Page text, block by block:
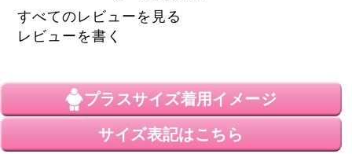
まぐだら
3
購入者
2024/12/04
以前も購入しました。ゆるっとした感じが好きで今回は
一緒に購入した美脚スキニーのカラーに合わせてカーキ
すべてのレビューを見る
レビューを書く
プラスサイズ着用イメージ
サイズ表記はこちら